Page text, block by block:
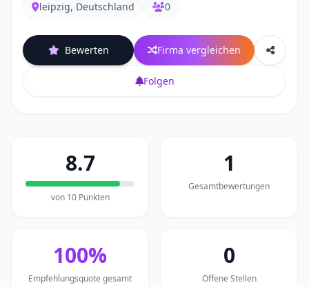
leipzig, Deutschland 0
Bewerten Firma vergleichen
Folgen
8.7
von 10 Punkten
1
Gesamtbewertungen
100%
Empfehlungsquote gesamt
0
Offene Stellen